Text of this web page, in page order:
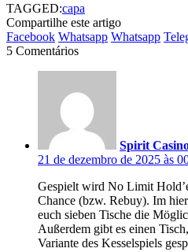
TAGGED:capa
Compartilhe este artigo
Facebook Whatsapp Whatsapp
5 Comentários
Spirit
21 de dezembro de 2025 às
Gespielt wird No Limit
Chance (bzw. Rebuy). Im
euch sieben Tische die
Außerdem gibt es einen
Variante des Kesselspiels